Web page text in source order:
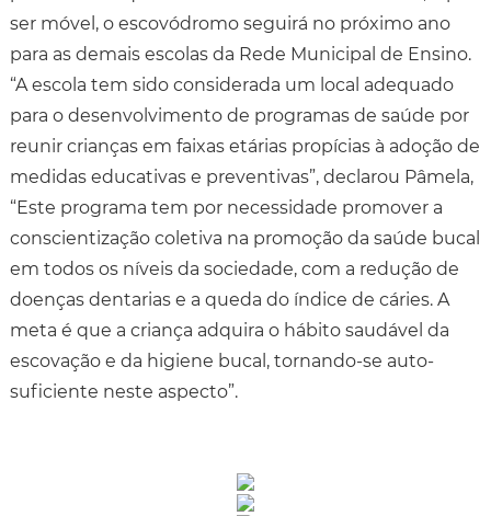
ser móvel, o escovódromo seguirá no próximo ano
para as demais escolas da Rede Municipal de Ensino.
“A escola tem sido considerada um local adequado
para o desenvolvimento de programas de saúde por
reunir crianças em faixas etárias propícias à adoção de
medidas educativas e preventivas”, declarou Pâmela,
“Este programa tem por necessidade promover a
conscientização coletiva na promoção da saúde bucal
em todos os níveis da sociedade, com a redução de
doenças dentarias e a queda do índice de cáries. A
meta é que a criança adquira o hábito saudável da
escovação e da higiene bucal, tornando-se auto-
suficiente neste aspecto”.